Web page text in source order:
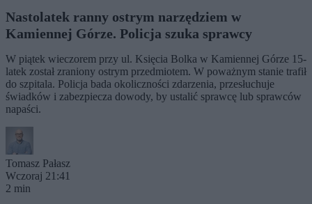
Nastolatek ranny ostrym narzędziem w
Kamiennej Górze. Policja szuka sprawcy
W piątek wieczorem przy ul. Księcia Bolka w Kamiennej Górze 15-
latek został zraniony ostrym przedmiotem. W poważnym stanie trafił
do szpitala. Policja bada okoliczności zdarzenia, przesłuchuje
świadków i zabezpiecza dowody, by ustalić sprawcę lub sprawców
napaści.
Tomasz Pałasz
Wczoraj 21:41
2 min